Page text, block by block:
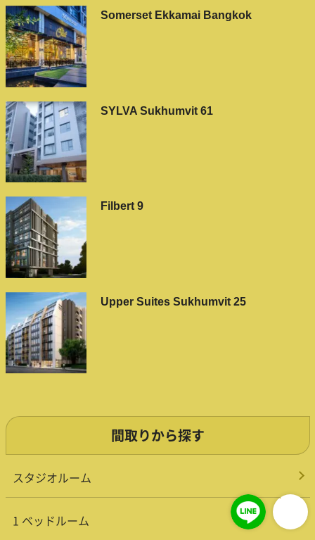
Somerset Ekkamai Bangkok
SYLVA Sukhumvit 61
Filbert 9
Upper Suites Sukhumvit 25
間取りから探す
スタジオルーム
1 ベッドルーム